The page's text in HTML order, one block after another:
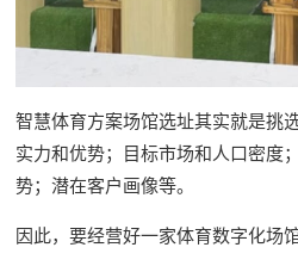
智慧体育方案场馆选址其实就是挑
实力和优势；目标市场和人口密度
势；潜在客户画像等。
因此，要经营好一家体育数字化场